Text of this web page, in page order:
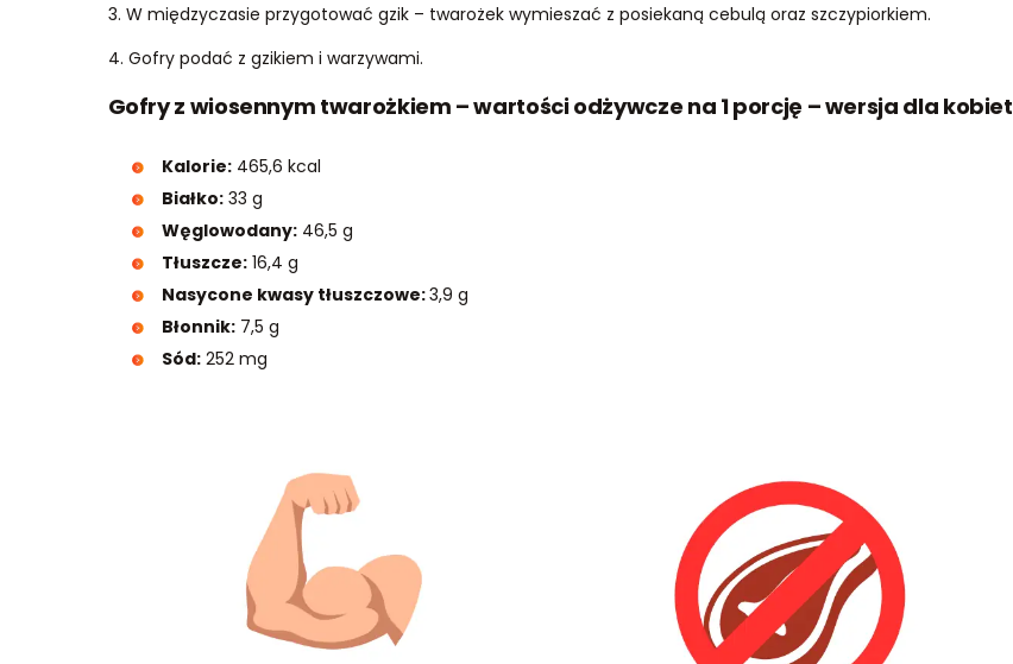
3. W międzyczasie przygotować gzik – twarożek wymieszać z posiekaną cebulą oraz szczypiorkiem.
4. Gofry podać z gzikiem i warzywami.
Gofry z wiosennym twarożkiem – wartości odżywcze na 1 porcję – wersja dla kobiet
Kalorie:465,6 kcal
Białko:33 g
Węglowodany:46,5 g
Tłuszcze:16,4 g
Nasycone kwasy tłuszczowe:3,9 g
Błonnik:7,5 g
Sód:252 mg